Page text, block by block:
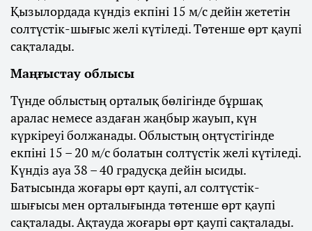
Қызылордада күндіз екпіні 15 м/с дейін жететін
солтүстік-шығыс желі күтіледі. Төтенше өрт қаупі
сақталады.
Маңғыстау облысы
Түнде облыстың орталық бөлігінде бұршақ
аралас немесе аздаған жаңбыр жауып, күн
күркіреуі болжанады. Облыстың оңтүстігінде
екпіні 15 – 20 м/с болатын солтүстік желі күтіледі.
Күндіз ауа 38 – 40 градусқа дейін ысиды.
Батысында жоғары өрт қаупі, ал солтүстік-
шығысы мен орталығында төтенше өрт қаупі
сақталады. Ақтауда жоғары өрт қаупі сақталады.